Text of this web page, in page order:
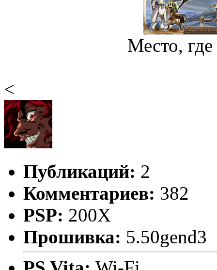
Место,
<
Публикаций: 2
Комментариев: 382
PSP: 200X
Прошивка: 5.50gend3